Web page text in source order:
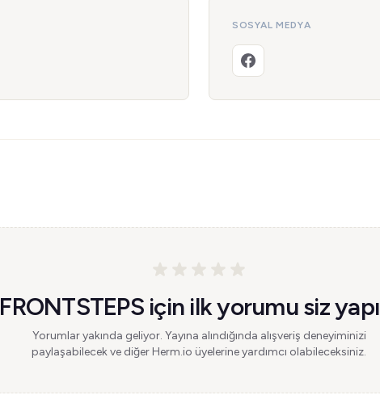
SOSYAL MEDYA
FRONTSTEPS için ilk yorumu siz
Yorumlar yakında geliyor. Yayına alındığında alışveriş deneyiminizi
paylaşabilecek ve diğer Herm.io üyelerine yardımcı olabileceksiniz.